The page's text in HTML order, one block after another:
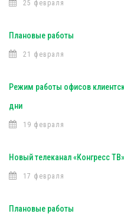
25 февраля
Плановые работы
21 февраля
Режим работы офисов
дни
19 февраля
Новый телеканал «Конгресс ТВ»
17 февраля
Плановые работы